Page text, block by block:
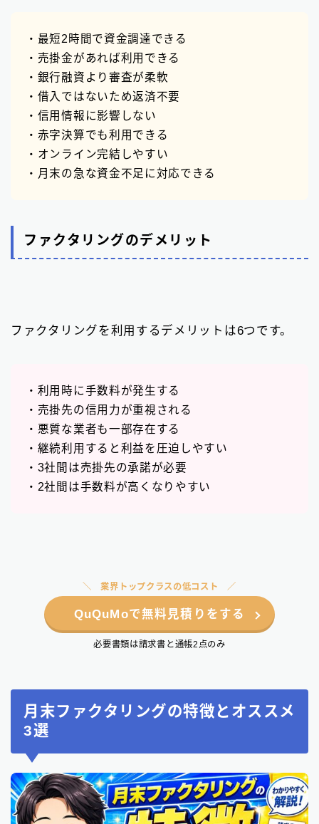
・最短2時間で資金調達できる
・売掛金があれば利用できる
・銀行融資より審査が柔軟
・借入ではないため返済不要
・信用情報に影響しない
・赤字決算でも利用できる
・オンライン完結しやすい
・月末の急な資金不足に対応できる
ファクタリングのデメリット
ファクタリングを利用するデメリットは6つです。
・利用時に手数料が発生する
・売掛先の信用力が重視される
・悪質な業者も一部存在する
・継続利用すると利益を圧迫しやすい
・3社間は売掛先の承諾が必要
・2社間は手数料が高くなりやすい
業界トップクラスの低コスト
QuQuMoで無料見積りをする
必要書類は請求書と通帳2点のみ
月末ファクタリングの特徴とオススメ
3選